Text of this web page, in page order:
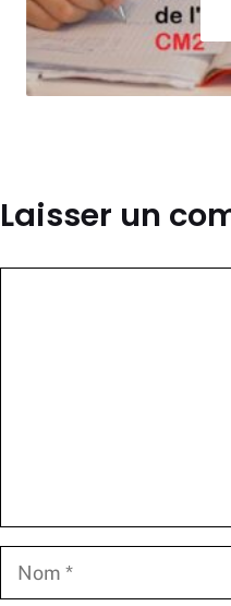
Laisser un
Nom